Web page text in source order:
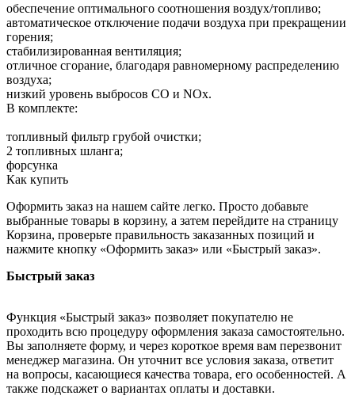
обеспечение оптимального соотношения воздух/топливо;
автоматическое отключение подачи воздуха при прекращении
горения;
стабилизированная вентиляция;
отличное сгорание, благодаря равномерному распределению
воздуха;
низкий уровень выбросов CO и NOx.
В комплекте:
топливный фильтр грубой очистки;
2 топливных шланга;
форсунка
Как купить
Оформить заказ на нашем сайте легко. Просто добавьте
выбранные товары в корзину, а затем перейдите на страницу
Корзина, проверьте правильность заказанных позиций и
нажмите кнопку «Оформить заказ» или «Быстрый заказ».
Быстрый заказ
Функция «Быстрый заказ» позволяет покупателю не
проходить всю процедуру оформления заказа самостоятельно.
Вы заполняете форму, и через короткое время вам перезвонит
менеджер магазина. Он уточнит все условия заказа, ответит
на вопросы, касающиеся качества товара, его особенностей. А
также подскажет о вариантах оплаты и доставки.